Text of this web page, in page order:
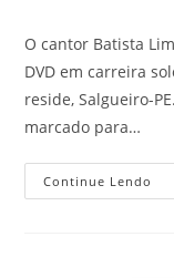
post:
O cantor Batista
DVD em carreira
reside, Salgueiro-
marcado para…
Continue Lendo